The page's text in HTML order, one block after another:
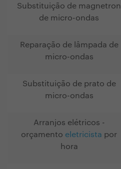
Substituição de magnetron
de micro-ondas
Reparação de lâmpada de
micro-ondas
Substituição de prato de
micro-ondas
Arranjos elétricos -
orçamento eletricista por
hora